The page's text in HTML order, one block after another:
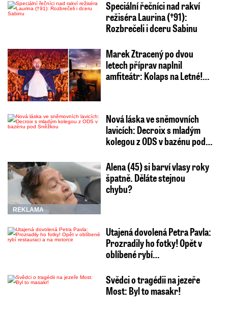
Speciální řečníci nad rakví
režiséra Laurina (†91):
Rozbrečeli i dceru Sabinu
Marek Ztracený po dvou
letech příprav naplnil
amfiteátr: Kolaps na Letné!…
Nová láska ve sněmovních
lavicích: Decroix s mladým
kolegou z ODS v bazénu pod…
REKLAMA
Alena (45) si barví vlasy roky
špatně. Děláte stejnou
chybu?
Utajená dovolená Petra Pavla:
Prozradily ho fotky! Opět v
oblíbené rybí…
Svědci o tragédii na jezeře
Most: Byl to masakr!